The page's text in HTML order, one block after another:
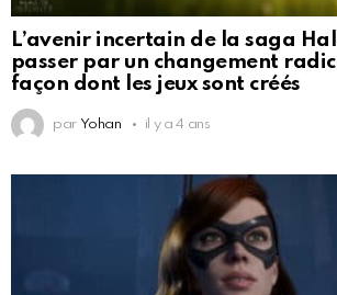
L’avenir incertain de la saga
passer par un changement
façon dont les jeux sont créés
par Yohan il y a 4 ans